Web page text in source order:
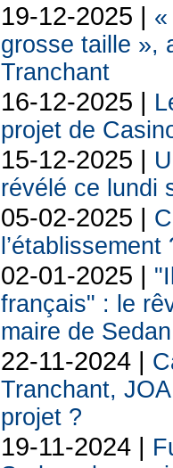
19-12-2025 |
grosse taille »,
Tranchant
16-12-2025 |
projet de
15-12-2025 |
révélé ce lundi
05-02-2025 |
l’établissement
02-01-2025 |
français" : le
maire de Sedan
22-11-2024 |
Tranchant,
projet ?
19-11-2024 |